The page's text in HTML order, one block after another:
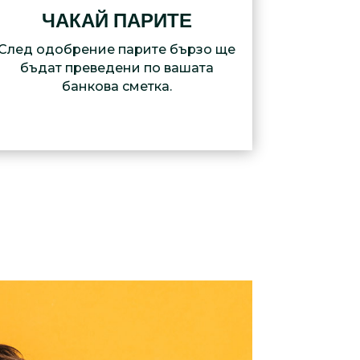
ЧАКАЙ ПАРИТЕ
одобрение парите бързо ще
бъдат преведени по вашата
банкова сметка.